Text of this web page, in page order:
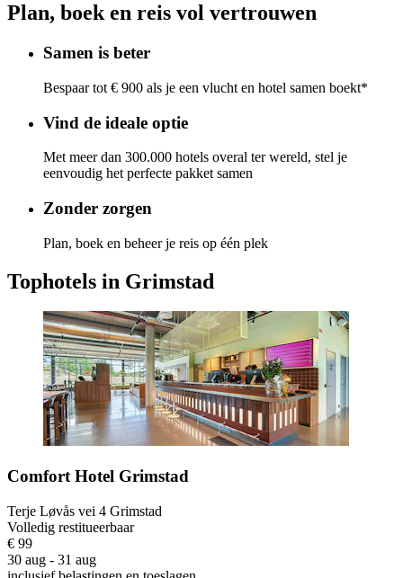
Plan, boek en reis vol vertrouwen
Samen is beter
Bespaar tot € 900 als je een vlucht en hotel samen boekt*
Vind de ideale optie
Met meer dan 300.000 hotels overal ter wereld, stel je
eenvoudig het perfecte pakket samen
Zonder zorgen
Plan, boek en beheer je reis op één plek
Tophotels in Grimstad
Comfort Hotel Grimstad
Terje Løvås vei 4 Grimstad
Volledig restitueerbaar
€ 99
30 aug - 31 aug